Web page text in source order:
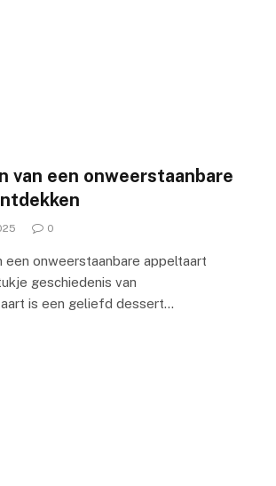
van een onweerstaanbare
0
een onweerstaanbare appeltaart
geschiedenis van
is een geliefd dessert…